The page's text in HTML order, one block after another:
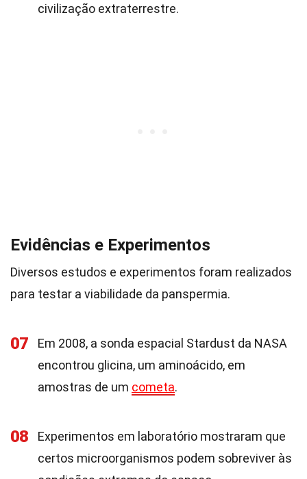
civilização extraterrestre.
Evidências e Experimentos
Diversos estudos e experimentos foram realizados
para testar a viabilidade da panspermia.
07
Em 2008, a sonda espacial Stardust da NASA
encontrou glicina, um aminoácido, em
amostras de um cometa.
08
Experimentos em laboratório mostraram que
certos microorganismos podem sobreviver às